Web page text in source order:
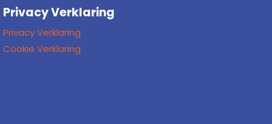
Privacy Verklaring
Privacy Verklaring
Cookie Verklaring